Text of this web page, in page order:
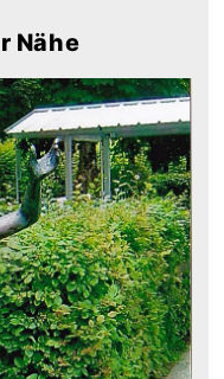
Nähe